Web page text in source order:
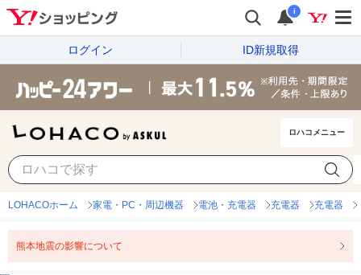
i
ログイン ID新規取得
ロハコメニュー
LOHACOホーム 家電・PC・周辺機器 電池・充電器 充電器 充電器
熊本地震の影響について